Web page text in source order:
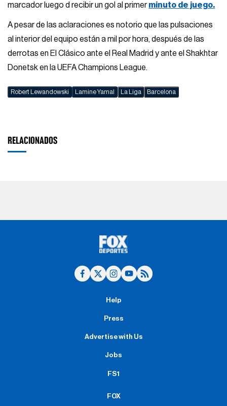
marcador luego d recibir un gol al primerminuto de juego.
A pesar de las aclaraciones es notorio que las pulsaciones
al interior del equipo están a mil por hora, después de las
derrotas en El Clásico ante el Real Madrid y ante el Shakhtar
Donetsk en la UEFA Champions League.
Robert Lewandowski Lamine Yamal La Liga Barcelona
RELACIONADOS
Help
Press
Advertise with Us
Jobs
FS1
FOX